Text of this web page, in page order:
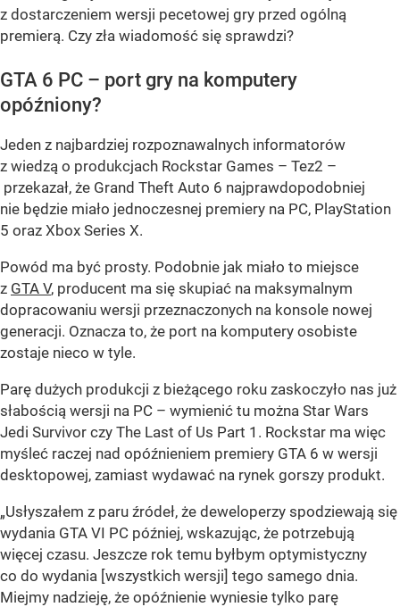
z dostarczeniem wersji pecetowej gry przed ogólną
premierą. Czy zła wiadomość się sprawdzi?
GTA 6 PC – port gry na komputery
opóźniony?
Jeden z najbardziej rozpoznawalnych informatorów
z wiedzą o produkcjach Rockstar Games – Tez2 –
przekazał, że Grand Theft Auto 6 najprawdopodobniej
nie będzie miało jednoczesnej premiery na PC, PlayStation
5 oraz Xbox Series X.
Powód ma być prosty. Podobnie jak miało to miejsce
z GTA V, producent ma się skupiać na maksymalnym
dopracowaniu wersji przeznaczonych na konsole nowej
generacji. Oznacza to, że port na komputery osobiste
zostaje nieco w tyle.
Parę dużych produkcji z bieżącego roku zaskoczyło nas już
słabością wersji na PC – wymienić tu można Star Wars
Jedi Survivor czy The Last of Us Part 1. Rockstar ma więc
myśleć raczej nad opóźnieniem premiery GTA 6 w wersji
desktopowej, zamiast wydawać na rynek gorszy produkt.
„Usłyszałem z paru źródeł, że deweloperzy spodziewają się
wydania GTA VI PC później, wskazując, że potrzebują
więcej czasu. Jeszcze rok temu byłbym optymistyczny
co do wydania [wszystkich wersji] tego samego dnia.
Miejmy nadzieję, że opóźnienie wyniesie tylko parę